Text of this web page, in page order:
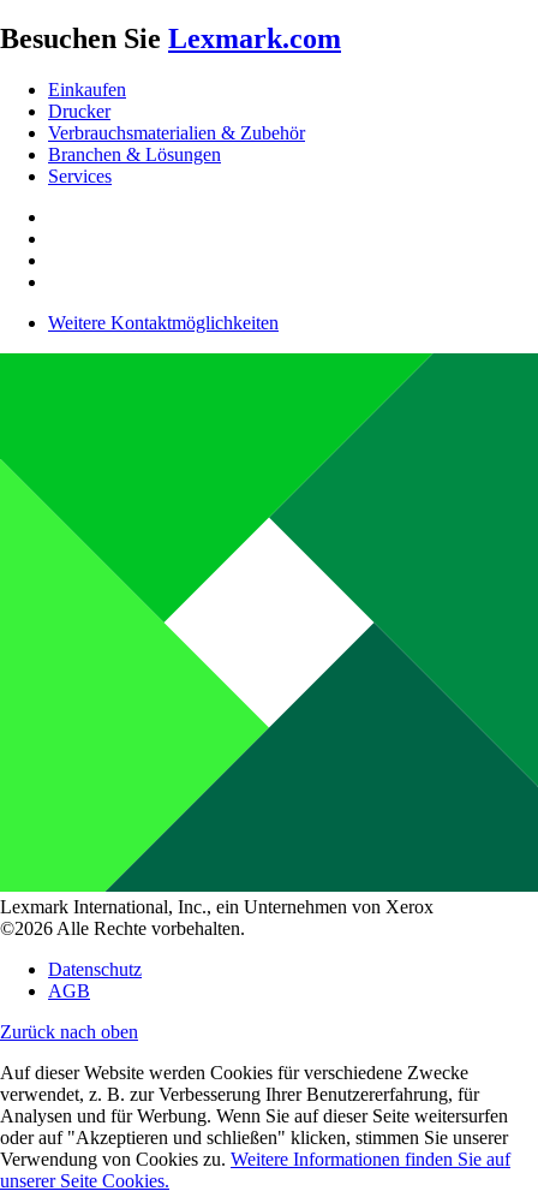
Besuchen Sie Lexmark.com
Einkaufen
Drucker
Verbrauchsmaterialien & Zubehör
Branchen & Lösungen
Services
Weitere Kontaktmöglichkeiten
Lexmark International, Inc., ein Unternehmen von Xerox
©2026 Alle Rechte vorbehalten.
Datenschutz
AGB
Zurück nach oben
Auf dieser Website werden Cookies für verschiedene Zwecke
verwendet, z. B. zur Verbesserung Ihrer Benutzererfahrung, für
Analysen und für Werbung. Wenn Sie auf dieser Seite weitersurfen
oder auf "Akzeptieren und schließen" klicken, stimmen Sie unserer
Verwendung von Cookies zu. Weitere Informationen finden Sie auf
unserer Seite Cookies.